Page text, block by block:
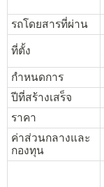
รถโดยสารที่ผ่าน
ที่ตั้ง
กำหนดการ
ปีที่สร้างเสร็จ
ราคา
ค่าส่วนกลางและ
กองทุน